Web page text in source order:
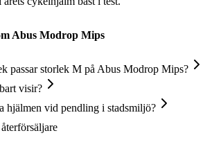
Abus Modrop Mips
passar storlek M på Abus Modrop Mips?
visir?
hjälmen vid pendling i stadsmiljö?